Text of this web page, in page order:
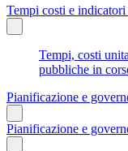
Tempi costi e
Tempi, costi
pubbliche in
Pianificazione e
Pianificazione e